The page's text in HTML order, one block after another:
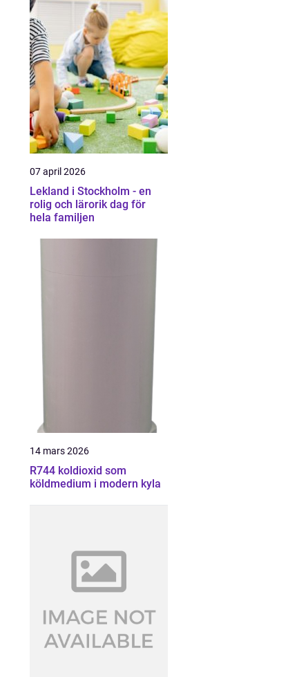
07 april 2026
Lekland i Stockholm - en
rolig och lärorik dag för
hela familjen
14 mars 2026
R744 koldioxid som
köldmedium i modern kyla